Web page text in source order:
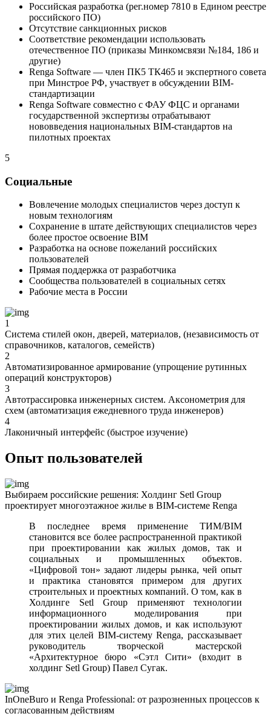
Российская разработка (рег.номер 7810 в Едином реестре
российского ПО)
Отсутствие санкционных рисков
Соответствие рекомендации использовать
отечественное ПО (приказы Минкомсвязи №184, 186 и
другие)
Renga Software — член ПК5 ТК465 и экспертного совета
при Минстрое РФ, участвует в обсуждении BIM-
стандартизации
Renga Software совместно с ФАУ ФЦС и органами
государственной экспертизы отрабатывают
нововведения национальных BIM-стандартов на
пилотных проектах
5
Социальные
Вовлечение молодых специалистов через доступ к
новым технологиям
Сохранение в штате действующих специалистов через
более простое освоение BIM
Разработка на основе пожеланий российских
пользователей
Прямая поддержка от разработчика
Сообщества пользователей в социальных сетях
Рабочие места в России
1
Система стилей окон, дверей, материалов, (независимость от
справочников, каталогов, семейств)
2
Автоматизированное армирование (упрощение рутинных
операций конструкторов)
3
Автотрассировка инженерных систем. Аксонометрия для
схем (автоматизация ежедневного труда инженеров)
4
Лаконичный интерфейс (быстрое изучение)
Опыт пользователей
Выбираем российские решения: Холдинг Setl Group
проектирует многоэтажное жилье в BIM-системе Renga
В последнее время применение ТИМ/BIM
становится все более распространенной практикой
при проектировании как жилых домов, так и
социальных и промышленных объектов.
«Цифровой тон» задают лидеры рынка, чей опыт
и практика становятся примером для других
строительных и проектных компаний. О том, как в
Холдинге Setl Group применяют технологии
информационного моделирования при
проектировании жилых домов, и как используют
для этих целей BIM-систему Renga, рассказывает
руководитель творческой мастерской
«Архитектурное бюро «Сэтл Сити» (входит в
холдинг Setl Group) Павел Сугак.
InOneBuro и Renga Professional: от разрозненных процессов к
согласованным действиям